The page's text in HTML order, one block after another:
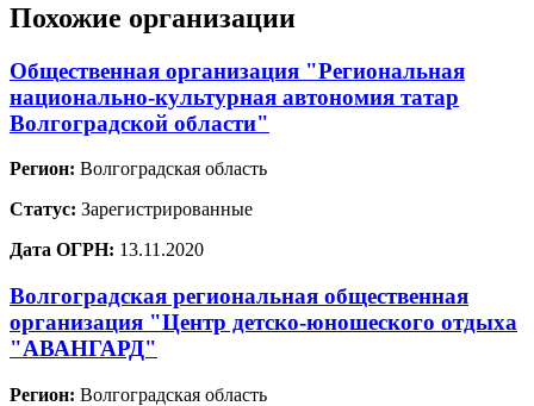
Похожие организации
Общественная организация "Региональная
национально-культурная автономия татар
Волгоградской области"
Регион: Волгоградская область
Статус: Зарегистрированные
Дата ОГРН: 13.11.2020
Волгоградская региональная общественная
организация "Центр детско-юношеского отдыха
"АВАНГАРД"
Регион: Волгоградская область